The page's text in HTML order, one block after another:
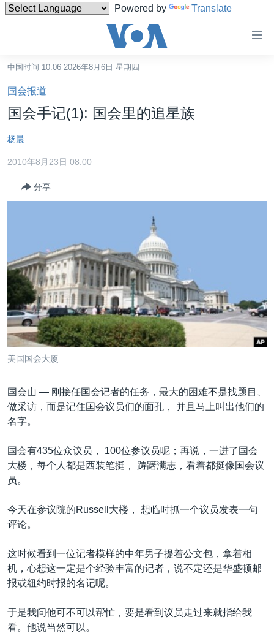
Powered by Translate
碍
链
接
跳
转
内
跳
到
检
索
台湾
港澳
国际
中东
欧洲
非洲
美洲
全球议题
人权·法律·宗教
科教·文娱·体健
军事
劳工
环境
热点专题
白宫要闻
国会报道
美中关系
美国建国250周年
美国之音专访
重要讲话与声明
南中国海争端
GEN Z 看美国
VOA视频
VOA今日焦点
中文广播
关注我们
中国时间 10:06 2026年8月6日 星期四
国会报道
国会手记(1): 国会里的追星族
杨晨
2010年8月23日 08:00
分享
美国国会大厦
国会山 — 刚接任国会记者的任务，最大的困难不是找题目、
做采访，而是记住国会议员们的面孔， 并且马上叫出他们的
名字。
国会有435位众议员， 100位参议员呢；再说，一进了国会
大楼，每个人都是西装笔挺， 踌躇满志，看着都挺像国会议
员。
今天在参议院的Russell大楼， 想临时抓一个议员发表一句
评论。
这时候看到一位记者模样的中年男子提着公文包，拿着相
机，心想这一定是个经验丰富的记者，说不定还是华盛顿邮
报或纽约时报的名记呢。
于是我问他可不可以帮忙，要是看到议员走过来就指给我
看。他说当然可以。